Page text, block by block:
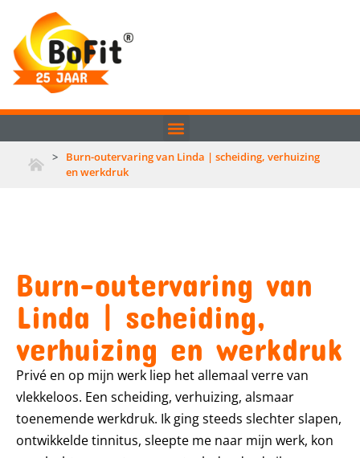
>
Burn-outervaring van Linda | scheiding, verhuizing
en werkdruk
Burn-outervaring van
Linda | scheiding,
verhuizing en werkdruk
Privé en op mijn werk liep het allemaal verre van
vlekkeloos. Een scheiding, verhuizing, alsmaar
toenemende werkdruk. Ik ging steeds slechter slapen,
ontwikkelde tinnitus, sleepte me naar mijn werk, kon